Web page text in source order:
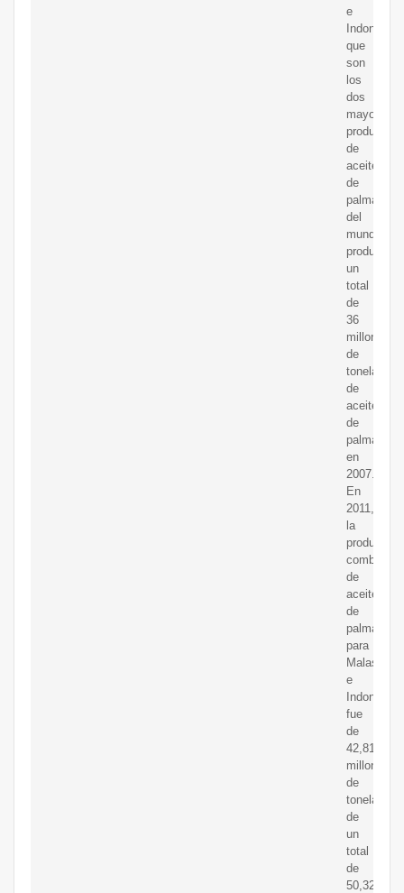
e
Indonesia,
que
son
los
dos
mayores
de
aceite
de
palma
del
mundo,
produjeron
un
total
de
36
millones
de
toneladas
de
aceite
de
palma
en
2007.
En
2011,
la
producción
combinada
de
aceite
de
palma
para
Malasia
e
Indonesia
fue
de
42,81
millones
de
toneladas
de
un
total
de
50,32